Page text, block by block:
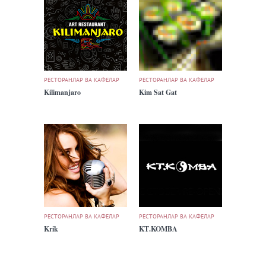
РЕСТОРАНЛАР ВА КАФЕЛАР
Kilimanjaro
РЕСТОРАНЛАР ВА КАФЕЛАР
Kim Sat Gat
РЕСТОРАНЛАР ВА КАФЕЛАР
Krik
РЕСТОРАНЛАР ВА КАФЕЛАР
KТ.KOMBA